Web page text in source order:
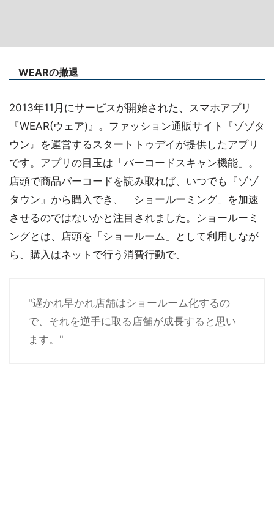
WEARの撤退
2013年11月にサービスが開始された、スマホアプリ
『WEAR(ウェア)』。ファッション通販サイト『ゾゾタ
ウン』を運営するスタートトゥデイが提供したアプリ
です。アプリの目玉は「バーコードスキャン機能」。
店頭で商品バーコードを読み取れば、いつでも『ゾゾ
タウン』から購入でき、「ショールーミング」を加速
させるのではないかと注目されました。ショールーミ
ングとは、店頭を「ショールーム」として利用しなが
ら、購入はネットで行う消費行動で、
"遅かれ早かれ店舗はショールーム化するの
で、それを逆手に取る店舗が成長すると思い
ます。"